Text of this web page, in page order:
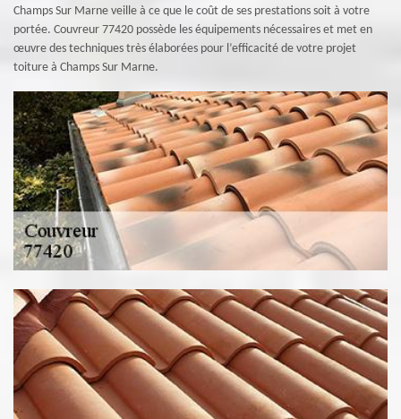
Champs Sur Marne veille à ce que le coût de ses prestations soit à votre
portée. Couvreur 77420 possède les équipements nécessaires et met en
œuvre des techniques très élaborées pour l’efficacité de votre projet
toiture à Champs Sur Marne.